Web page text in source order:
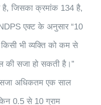
जिसका क्रमांक 134 है,
एक्ट के अनुसार “10
भी व्यक्ति को कम से
सजा हो सकती है।”
अधिकतम एक साल
0.5 से 10 ग्राम